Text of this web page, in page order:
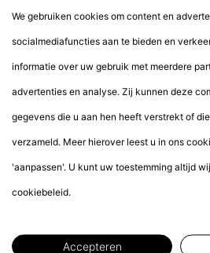
We gebruiken cookies om content en
socialmediafuncties aan te bieden en
informatie over uw gebruik met meerdere
advertenties en analyse. Zij kunnen deze
gegevens die u aan hen heeft verstrekt of
verzameld. Meer hierover leest u in ons
'aanpassen'. U kunt uw toestemming altijd
cookiebeleid.
Accepteren